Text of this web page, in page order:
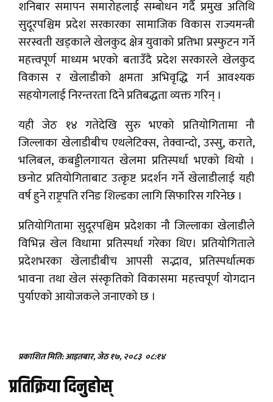
शनिबार समापन समारोहलाई सम्बोधन गर्दै प्रमुख अतिथि
सुदूरपश्चिम प्रदेश सरकारका सामाजिक विकास राज्यमन्त्री
सरस्वती खड्काले खेलकुद क्षेत्र युवाको प्रतिभा प्रस्फुटन गर्ने
महत्त्वपूर्ण माध्यम भएको बताउँदै प्रदेश सरकारले खेलकुद
विकास र खेलाडीको क्षमता अभिवृद्धि गर्न आवश्यक
सहयोगलाई निरन्तरता दिने प्रतिबद्धता व्यक्त गरिन् ।
यही जेठ १४ गतेदेखि सुरु भएको प्रतियोगितामा नौ
जिल्लाका खेलाडीबीच एथलेटिक्स, तेक्वान्दो, उस्सु, कराते,
भलिबल, कबड्डीलगायत खेलमा प्रतिस्पर्धा भएको थियो ।
छनोट प्रतियोगिताबाट उत्कृष्ट प्रदर्शन गर्ने खेलाडीलाई यही
वर्ष हुने राष्ट्रपति रनिङ शिल्डका लागि सिफारिस गरिनेछ ।
प्रतियोगितामा सुदूरपश्चिम प्रदेशका नौ जिल्लाका खेलाडीले
विभिन्न खेल विधामा प्रतिस्पर्धा गरेका थिए। प्रतियोगिताले
प्रदेशभरका खेलाडीबीच आपसी सद्भाव, प्रतिस्पर्धात्मक
भावना तथा खेल संस्कृतिको विकासमा महत्त्वपूर्ण योगदान
पुर्याएको आयोजकले जनाएको छ ।
प्रकाशित मिति: आइतबार, जेठ १७, २०८३ ०८:१४
प्रतिक्रिया दिनुहोस्